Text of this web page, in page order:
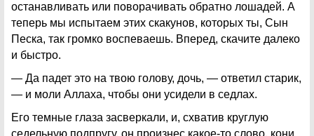
останавливать или поворачивать обратно лошадей. А
теперь мы испытаем этих скакунов, которых ты, Сын
Песка, так громко воспеваешь. Вперед, скачите далеко
и быстро.
— Да падет это на твою голову, дочь, — ответил старик,
— и моли Аллаха, чтобы они усидели в седлах.
Его темные глаза засверкали, и, схватив круглую
седельную подпругу, он произнес какое-то слово, кони